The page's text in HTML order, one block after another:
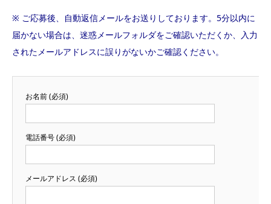
※ ご応募後、自動返信メールをお送りしております。5分以内に
届かない場合は、迷惑メールフォルダをご確認いただくか、入力
されたメールアドレスに誤りがないかご確認ください。
お名前 (必須)
電話番号 (必須)
メールアドレス (必須)